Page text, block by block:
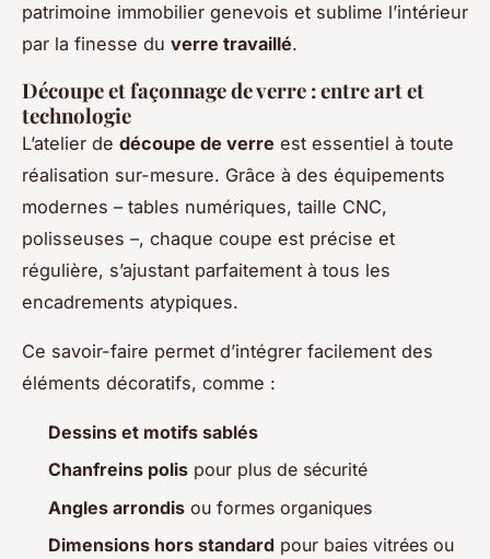
patrimoine immobilier genevois et sublime l’intérieur
par la finesse du verre travaillé.
Découpe et façonnage de verre : entre art et
technologie
L’atelier de découpe de verre est essentiel à toute
réalisation sur-mesure. Grâce à des équipements
modernes – tables numériques, taille CNC,
polisseuses –, chaque coupe est précise et
régulière, s’ajustant parfaitement à tous les
encadrements atypiques.
Ce savoir-faire permet d’intégrer facilement des
éléments décoratifs, comme :
Dessins et motifs sablés
Chanfreins polis pour plus de sécurité
Angles arrondis ou formes organiques
Dimensions hors standard pour baies vitrées ou